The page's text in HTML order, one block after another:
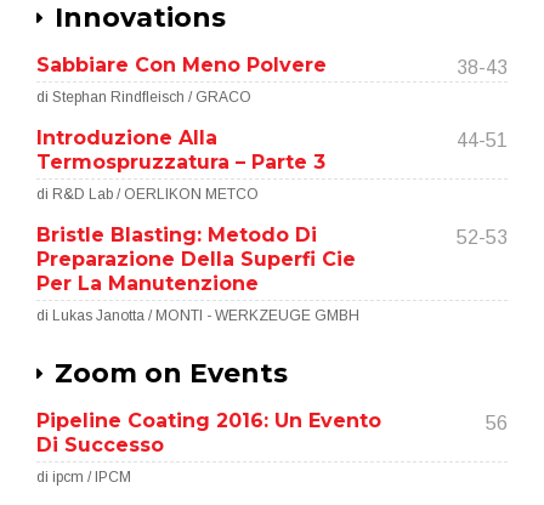
Innovations
Sabbiare Con Meno Polvere 38-43
di Stephan Rindfleisch / GRACO
Introduzione Alla
Termospruzzatura – Parte 3
44-51
di R&D Lab / OERLIKON METCO
Bristle Blasting: Metodo Di
Preparazione Della Superfi Cie
Per La Manutenzione
52-53
di Lukas Janotta / MONTI - WERKZEUGE GMBH
Zoom on Events
Pipeline Coating 2016: Un Evento
Di Successo
56
di ipcm / IPCM